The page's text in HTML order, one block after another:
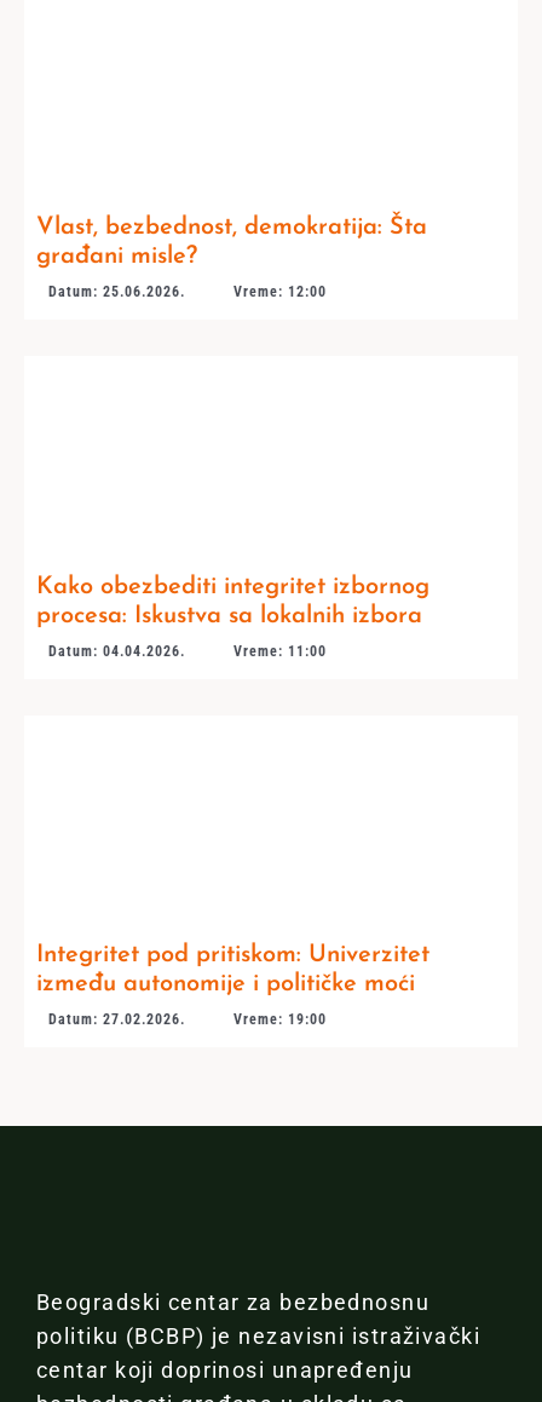
Vlast, bezbednost, demokratija: Šta
građani misle?
Datum: 25.06.2026. Vreme: 12:00
Kako obezbediti integritet izbornog
procesa: Iskustva sa lokalnih izbora
Datum: 04.04.2026. Vreme: 11:00
Integritet pod pritiskom: Univerzitet
između autonomije i političke moći
Datum: 27.02.2026. Vreme: 19:00
Beogradski centar za bezbednosnu
politiku (BCBP) je nezavisni istraživački
centar koji doprinosi unapređenju